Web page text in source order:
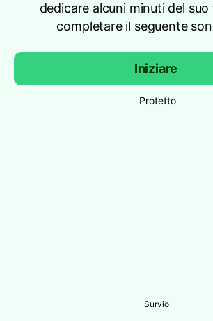
dedicare alcuni minuti del
completare il seguente
Iniziare
Protetto
Survio